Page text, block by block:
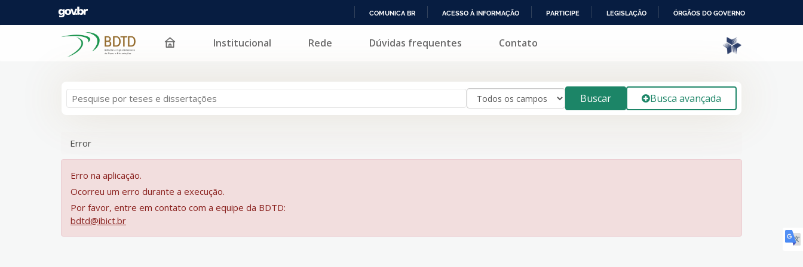
PARA
COMUNICA BR ACESSO À INFORMAÇÃO PARTICIPE LEGISLAÇÃO ÓRGÃOS DO GOVERNO
Pular para o conteúdo Institucional Rede Dúvidas frequentes Contato
Buscar Busca avançada
Error
Erro na aplicação.
Ocorreu um erro durante a execução.
Por favor, entre em contato com a equipe da BDTD:
bdtd@ibict.br